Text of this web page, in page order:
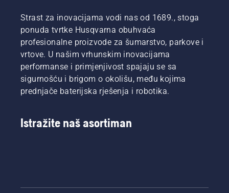
Strast za inovacijama vodi nas od 1689., stoga
ponuda tvrtke Husqvarna obuhvaća
profesionalne proizvode za šumarstvo, parkove i
vrtove. U našim vrhunskim inovacijama
performanse i primjenjivost spajaju se sa
sigurnošću i brigom o okolišu, među kojima
prednjače baterijska rješenja i robotika.
Istražite naš asortiman